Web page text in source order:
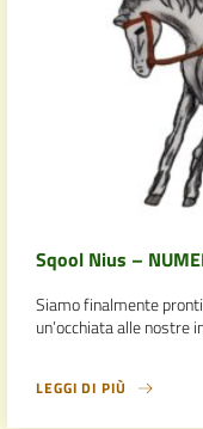
Sqool Nius –
Siamo finalmente
un’occhiata alle nostre
LEGGI DI PIÙ